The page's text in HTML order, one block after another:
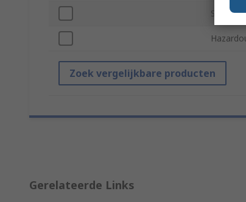
Zoek vergelijkbare producten
Gerelateerde Links